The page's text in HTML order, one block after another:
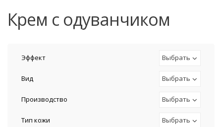
крем с одуванчиком
Эффект Выбрать
Вид Выбрать
Производство Выбрать
Тип кожи Выбрать